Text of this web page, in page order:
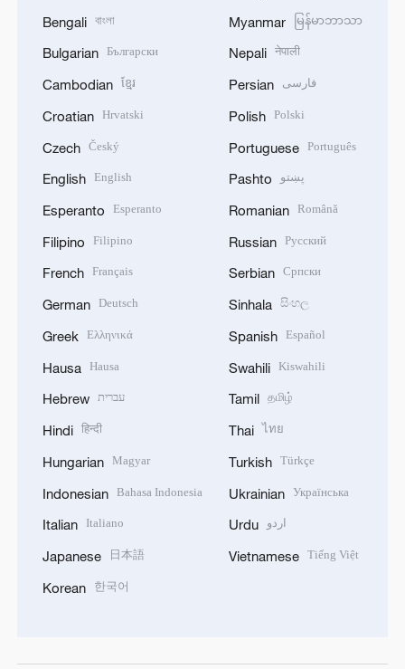
Bengali বাংলা
Bulgarian Български
Cambodian ខ្មែរ
Croatian Hrvatski
Czech Český
English English
Esperanto Esperanto
Filipino Filipino
French Français
German Deutsch
Greek Ελληνικά
Hausa Hausa
Hebrew עברית
Hindi हिन्दी
Hungarian Magyar
Indonesian Bahasa Indonesia
Italian Italiano
Japanese 日本語
Korean 한국어
Myanmar မြန်မာဘာသာ
Nepali नेपाली
Persian فارسی
Polish Polski
Portuguese Português
Pashto پښتو
Romanian Română
Russian Русский
Serbian Српски
Sinhala සිංහල
Spanish Español
Swahili Kiswahili
Tamil தமிழ்
Thai ไทย
Turkish Türkçe
Ukrainian Українська
Urdu اردو
Vietnamese Tiếng Việt